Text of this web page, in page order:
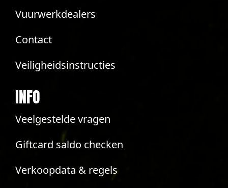
Vuurwerkdealers
Contact
Veiligheidsinstructies
INFO
Veelgestelde vragen
Giftcard saldo checken
Verkoopdata & regels